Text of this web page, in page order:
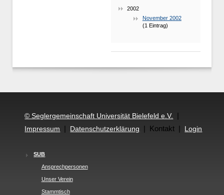
2002
November 2002
(1 Eintrag)
© Seglergemeinschaft Universität Bielefeld e.V. |
Impressum | Datenschutzerklärung | Kontakt | Login
SUB
Ansprechpersonen
Unser Verein
Stammtisch